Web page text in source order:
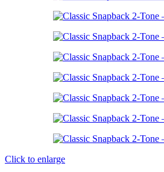
Click to enlarge